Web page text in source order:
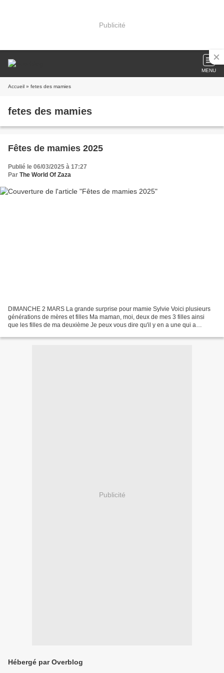
Publicité
MENU
Accueil » fetes des mamies
fetes des mamies
Fêtes de mamies 2025
Publié le 06/03/2025 à 17:27
Par The World Of Zaza
DIMANCHE 2 MARS La grande surprise pour mamie Sylvie Voici plusieurs
générations de mères et filles Ma maman, moi, deux de mes 3 filles ainsi
que les filles de ma deuxième Je peux vous dire qu'il y en a une qui a
Publicité
Hébergé par Overblog